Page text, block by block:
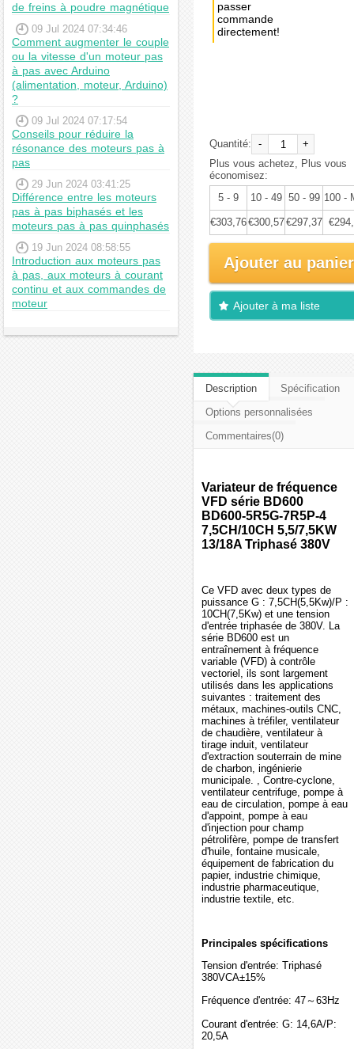
de freins à poudre magnétique
09 Jul 2024 07:34:46
Comment augmenter le couple
ou la vitesse d'un moteur pas
à pas avec Arduino
(alimentation, moteur, Arduino)
?
09 Jul 2024 07:17:54
Conseils pour réduire la
résonance des moteurs pas à
pas
29 Jun 2024 03:41:25
Différence entre les moteurs
pas à pas biphasés et les
moteurs pas à pas quinphasés
19 Jun 2024 08:58:55
Introduction aux moteurs pas
à pas, aux moteurs à courant
continu et aux commandes de
moteur
passer
commande
directement!
Quantité: -
+
Plus vous achetez, Plus vous
économisez:
5 - 9
10 - 49 50 - 99 100 -
€303,76€300,57€297,37
Ajouter au panier
Ajouter à ma liste
Description
Spécification
Options personnalisées
Commentaires(0)
Variateur de fréquence
VFD série BD600
BD600-5R5G-7R5P-4
7,5CH/10CH 5,5/7,5KW
13/18A Triphasé 380V
Ce VFD avec deux types de
puissance G : 7,5CH(5,5Kw)/P :
10CH(7,5Kw) et une tension
d'entrée triphasée de 380V. La
série BD600 est un
entraînement à fréquence
variable (VFD) à contrôle
vectoriel, ils sont largement
utilisés dans les applications
suivantes : traitement des
métaux, machines-outils CNC,
machines à tréfiler, ventilateur
de chaudière, ventilateur à
tirage induit, ventilateur
d'extraction souterrain de mine
de charbon, ingénierie
municipale. , Contre-cyclone,
ventilateur centrifuge, pompe à
eau de circulation, pompe à eau
d'appoint, pompe à eau
d'injection pour champ
pétrolifère, pompe de transfert
d'huile, fontaine musicale,
équipement de fabrication du
papier, industrie chimique,
industrie pharmaceutique,
industrie textile, etc.
Principales spécifications
Tension d'entrée: Triphasé
380VCA±15%
Fréquence d'entrée: 47～63Hz
Courant d'entrée: G: 14,6A/P:
20,5A